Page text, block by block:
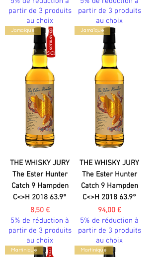
partir de 3 produits
au choix
partir de 3 produits
au choix
Jamaïque
THE WHISKY JURY
The Ester Hunter
Catch 9 Hampden
C<>H 2018 63.9°
Prix
8,50 €
5% de réduction à
partir de 3 produits
au choix
Jamaïque
THE WHISKY JURY
The Ester Hunter
Catch 9 Hampden
C<>H 2018 63.9°
Prix
94,00 €
5% de réduction à
partir de 3 produits
au choix
Martinique Martinique